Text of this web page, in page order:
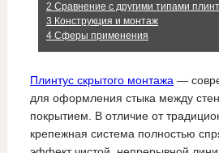
2 Сравнение с другими типами
3 Конструкция и монтаж
4Сферы применения
Плинтус скрытого монтажа—
для оформления стыка между
покрытием. В отличие от
крепежная система полностью